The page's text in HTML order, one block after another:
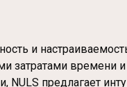
и
времени
NULS предлагает